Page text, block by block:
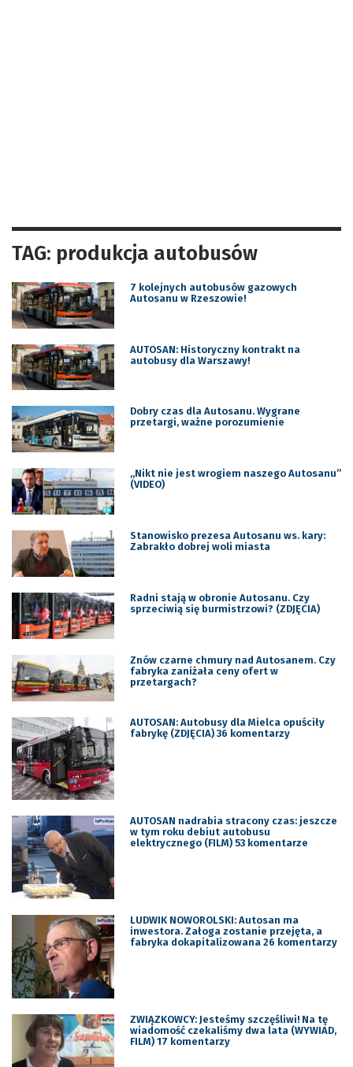
TAG: produkcja autobusów
7 kolejnych autobusów gazowych
Autosanu w Rzeszowie!
AUTOSAN: Historyczny kontrakt na
autobusy dla Warszawy!
Dobry czas dla Autosanu. Wygrane
przetargi, ważne porozumienie
„Nikt nie jest wrogiem naszego Autosanu”
(VIDEO)
Stanowisko prezesa Autosanu ws. kary:
Zabrakło dobrej woli miasta
Radni stają w obronie Autosanu. Czy
sprzeciwią się burmistrzowi? (ZDJĘCIA)
Znów czarne chmury nad Autosanem. Czy
fabryka zaniżała ceny ofert w
przetargach?
AUTOSAN: Autobusy dla Mielca opuściły
fabrykę (ZDJĘCIA) 36 komentarzy
AUTOSAN nadrabia stracony czas: jeszcze
w tym roku debiut autobusu
elektrycznego (FILM) 53 komentarze
LUDWIK NOWOROLSKI: Autosan ma
inwestora. Załoga zostanie przejęta, a
fabryka dokapitalizowana 26 komentarzy
ZWIĄZKOWCY: Jesteśmy szczęśliwi! Na tę
wiadomość czekaliśmy dwa lata (WYWIAD,
FILM) 17 komentarzy